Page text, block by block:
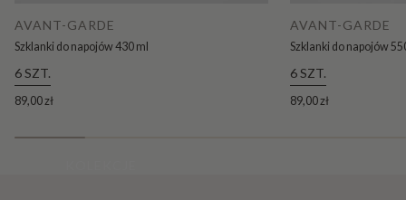
AVANT-GARDE
Szklanki do napojów 430 ml
6 SZT.
89,00 zł
AVANT-GARDE
Szklanki do napojów
6 SZT.
89,00 zł